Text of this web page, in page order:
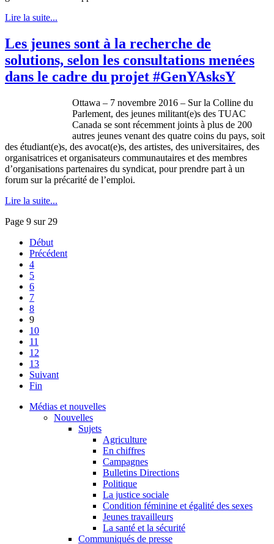
Lire la suite...
Les jeunes sont à la recherche de
solutions, selon les consultations menées
dans le cadre du projet #GenYAsksY
Ottawa – 7 novembre 2016 – Sur la Colline du
Parlement, des jeunes militant(e)s des TUAC
Canada se sont récemment joints à plus de 200
autres jeunes venant des quatre coins du pays, soit
des étudiant(e)s, des avocat(e)s, des artistes, des universitaires, des
organisatrices et organisateurs communautaires et des membres
d’organisations partenaires du syndicat, pour prendre part à un
forum sur la précarité de l’emploi.
Lire la suite...
Page 9 sur 29
Début
Précédent
4
5
6
7
8
9
10
11
12
13
Suivant
Fin
Médias et nouvelles
Nouvelles
Sujets
Agriculture
En chiffres
Campagnes
Bulletins Directions
Politique
La justice sociale
Condition féminine et égalité des sexes
Jeunes travailleurs
La santé et la sécurité
Communiqués de presse